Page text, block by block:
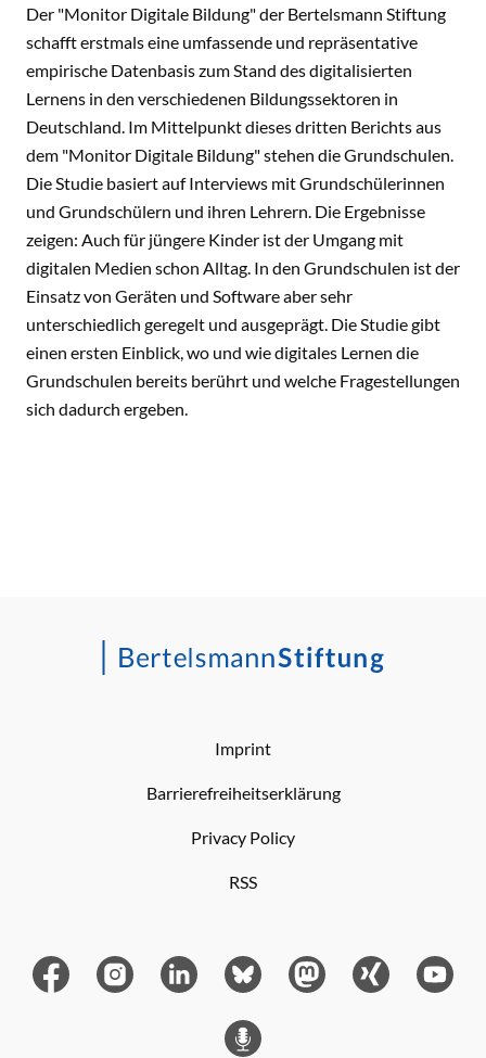
Der "Monitor Digitale Bildung" der Bertelsmann Stiftung
schafft erstmals eine umfassende und repräsentative
empirische Datenbasis zum Stand des digitalisierten
Lernens in den verschiedenen Bildungssektoren in
Deutschland. Im Mittelpunkt dieses dritten Berichts aus
dem "Monitor Digitale Bildung" stehen die Grundschulen.
Die Studie basiert auf Interviews mit Grundschülerinnen
und Grundschülern und ihren Lehrern. Die Ergebnisse
zeigen: Auch für jüngere Kinder ist der Umgang mit
digitalen Medien schon Alltag. In den Grundschulen ist der
Einsatz von Geräten und Software aber sehr
unterschiedlich geregelt und ausgeprägt. Die Studie gibt
einen ersten Einblick, wo und wie digitales Lernen die
Grundschulen bereits berührt und welche Fragestellungen
sich dadurch ergeben.
Imprint
Barrierefreiheitserklärung
Privacy Policy
RSS